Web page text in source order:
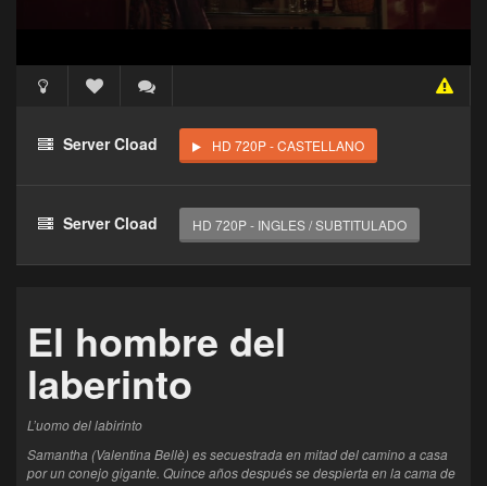
Haz clic 3 veces en el botón para desbloquear este
reproductor
Clic 1 - Abrir primer enlace
Server Cload HD 720P - CASTELLANO
Server Cload HD 720P - INGLES / SUBTITULADO
El hombre del
laberinto
L’uomo del labirinto
Samantha (Valentina Bellè) es secuestrada en mitad del camino a casa
por un conejo gigante. Quince años después se despierta en la cama de